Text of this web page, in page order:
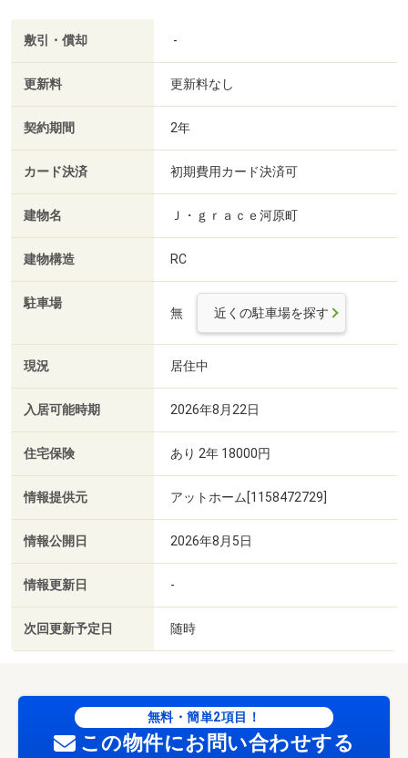
敷引・償却 -
更新料 更新料なし
契約期間 2年
カード決済 初期費用カード決済可
建物名 Ｊ・ｇｒａｃｅ河原町
建物構造 RC
駐車場
無 近くの駐車場を探す
現況 居住中
入居可能時期 2026年8月22日
住宅保険 あり 2年 18000円
情報提供元 アットホーム[1158472729]
情報公開日 2026年8月5日
情報更新日 -
次回更新予定日 随時
無料・簡単2項目！
この物件にお問い合わせする